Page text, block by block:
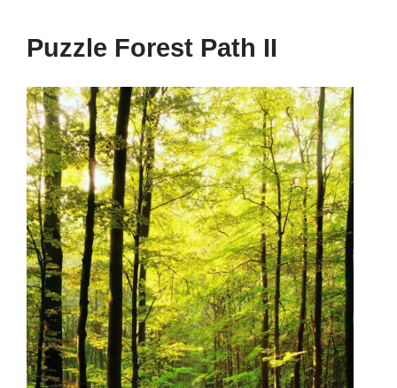
Puzzle Forest Path II